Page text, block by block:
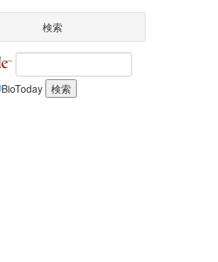
検索
BioToday